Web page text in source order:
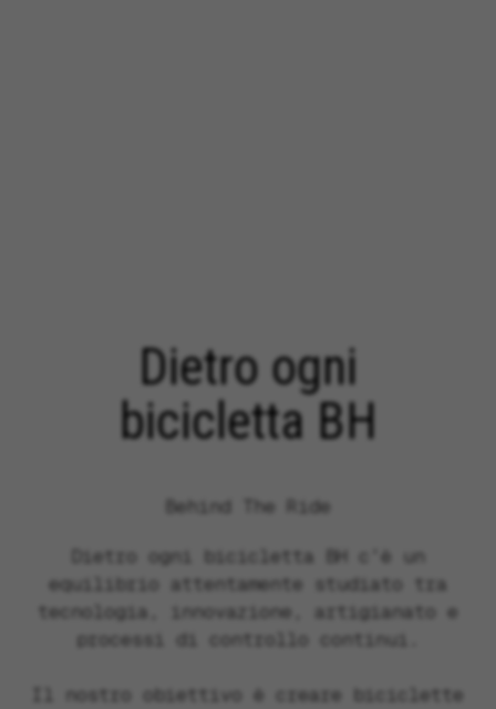
Dietro ogni
bicicletta BH
Behind The Ride
equilibrio attentamente studiato tra
tecnologia, innovazione, artigianato e
processi di controllo continui.
Il nostro obiettivo è creare biciclette